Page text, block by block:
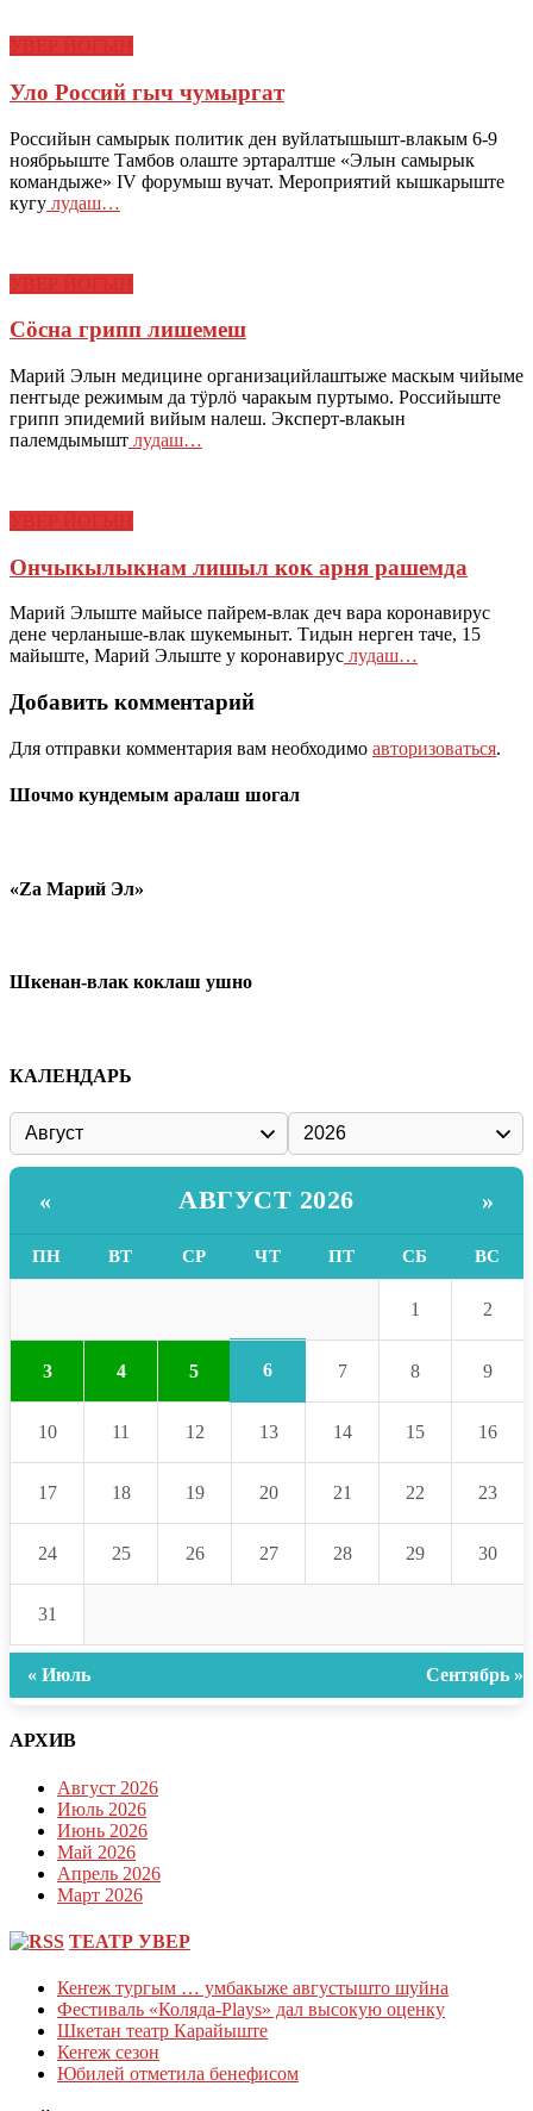
Уло Россий гыч чумыргат
Российын самырык политик ден вуйлатышышт-влакым 6-9
ноябрьыште Тамбов олаште эртаралтше «Элын самырык
командыже» IV форумыш вучат. Мероприятий кышкарыште
кугу лудаш…
Сӧсна грипп лишемеш
Марий Элын медицине организацийлаштыже маскым чийыме
пеҥгыде режимым да тӱрлӧ чаракым пуртымо. Российыште
грипп эпидемий вийым налеш. Эксперт-влакын
палемдымышт лудаш…
Ончыкылыкнам лишыл кок арня рашемда
Марий Элыште майысе пайрем-влак деч вара коронавирус
дене черланыше-влак шукемыныт. Тидын нерген таче, 15
майыште, Марий Элыште у коронавирус лудаш…
Добавить комментарий
Для отправки комментария вам необходимо авторизоваться.
Шочмо кундемым аралаш шогал
«Zа Марий Эл»
Шкенан-влак коклаш ушно
КАЛЕНДАРЬ
« АВГУСТ 2026 »
ПН ВТ СР ЧТ ПТ СБ ВС
1 2
3 4 5 6 7 8 9
10 11 12 13 14 15 16
17 18 19 20 21 22 23
24 25 26 27 28 29 30
31
« Июль Сентябрь »
АРХИВ
Август 2026
Июль 2026
Июнь 2026
Май 2026
Апрель 2026
Март 2026
ТЕАТР УВЕР
Кеҥеж тургым … умбакыже августышто шуйна
Фестиваль «Коляда-Plays» дал высокую оценку
Шкетан театр Карайыште
Кеҥеж сезон
Юбилей отметила бенефисом